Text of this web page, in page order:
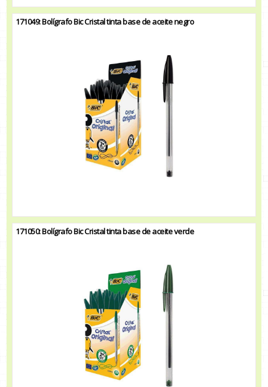
171049: Bolígrafo Bic Cristal tinta base de aceite negro
171050: Bolígrafo Bic Cristal tinta base de aceite verde